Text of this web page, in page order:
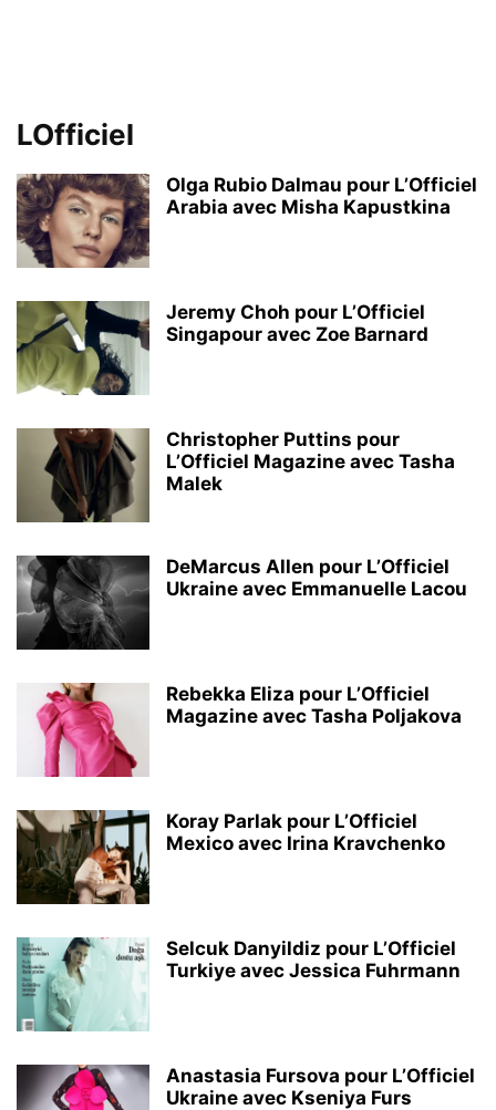
LOfficiel
Olga Rubio Dalmau pour L’Officiel
Arabia avec Misha Kapustkina
Jeremy Choh pour L’Officiel
Singapour avec Zoe Barnard
Christopher Puttins pour
L’Officiel Magazine avec Tasha
Malek
DeMarcus Allen pour L’Officiel
Ukraine avec Emmanuelle Lacou
Rebekka Eliza pour L’Officiel
Magazine avec Tasha Poljakova
Koray Parlak pour L’Officiel
Mexico avec Irina Kravchenko
Selcuk Danyildiz pour L’Officiel
Turkiye avec Jessica Fuhrmann
Anastasia Fursova pour L’Officiel
Ukraine avec Kseniya Furs